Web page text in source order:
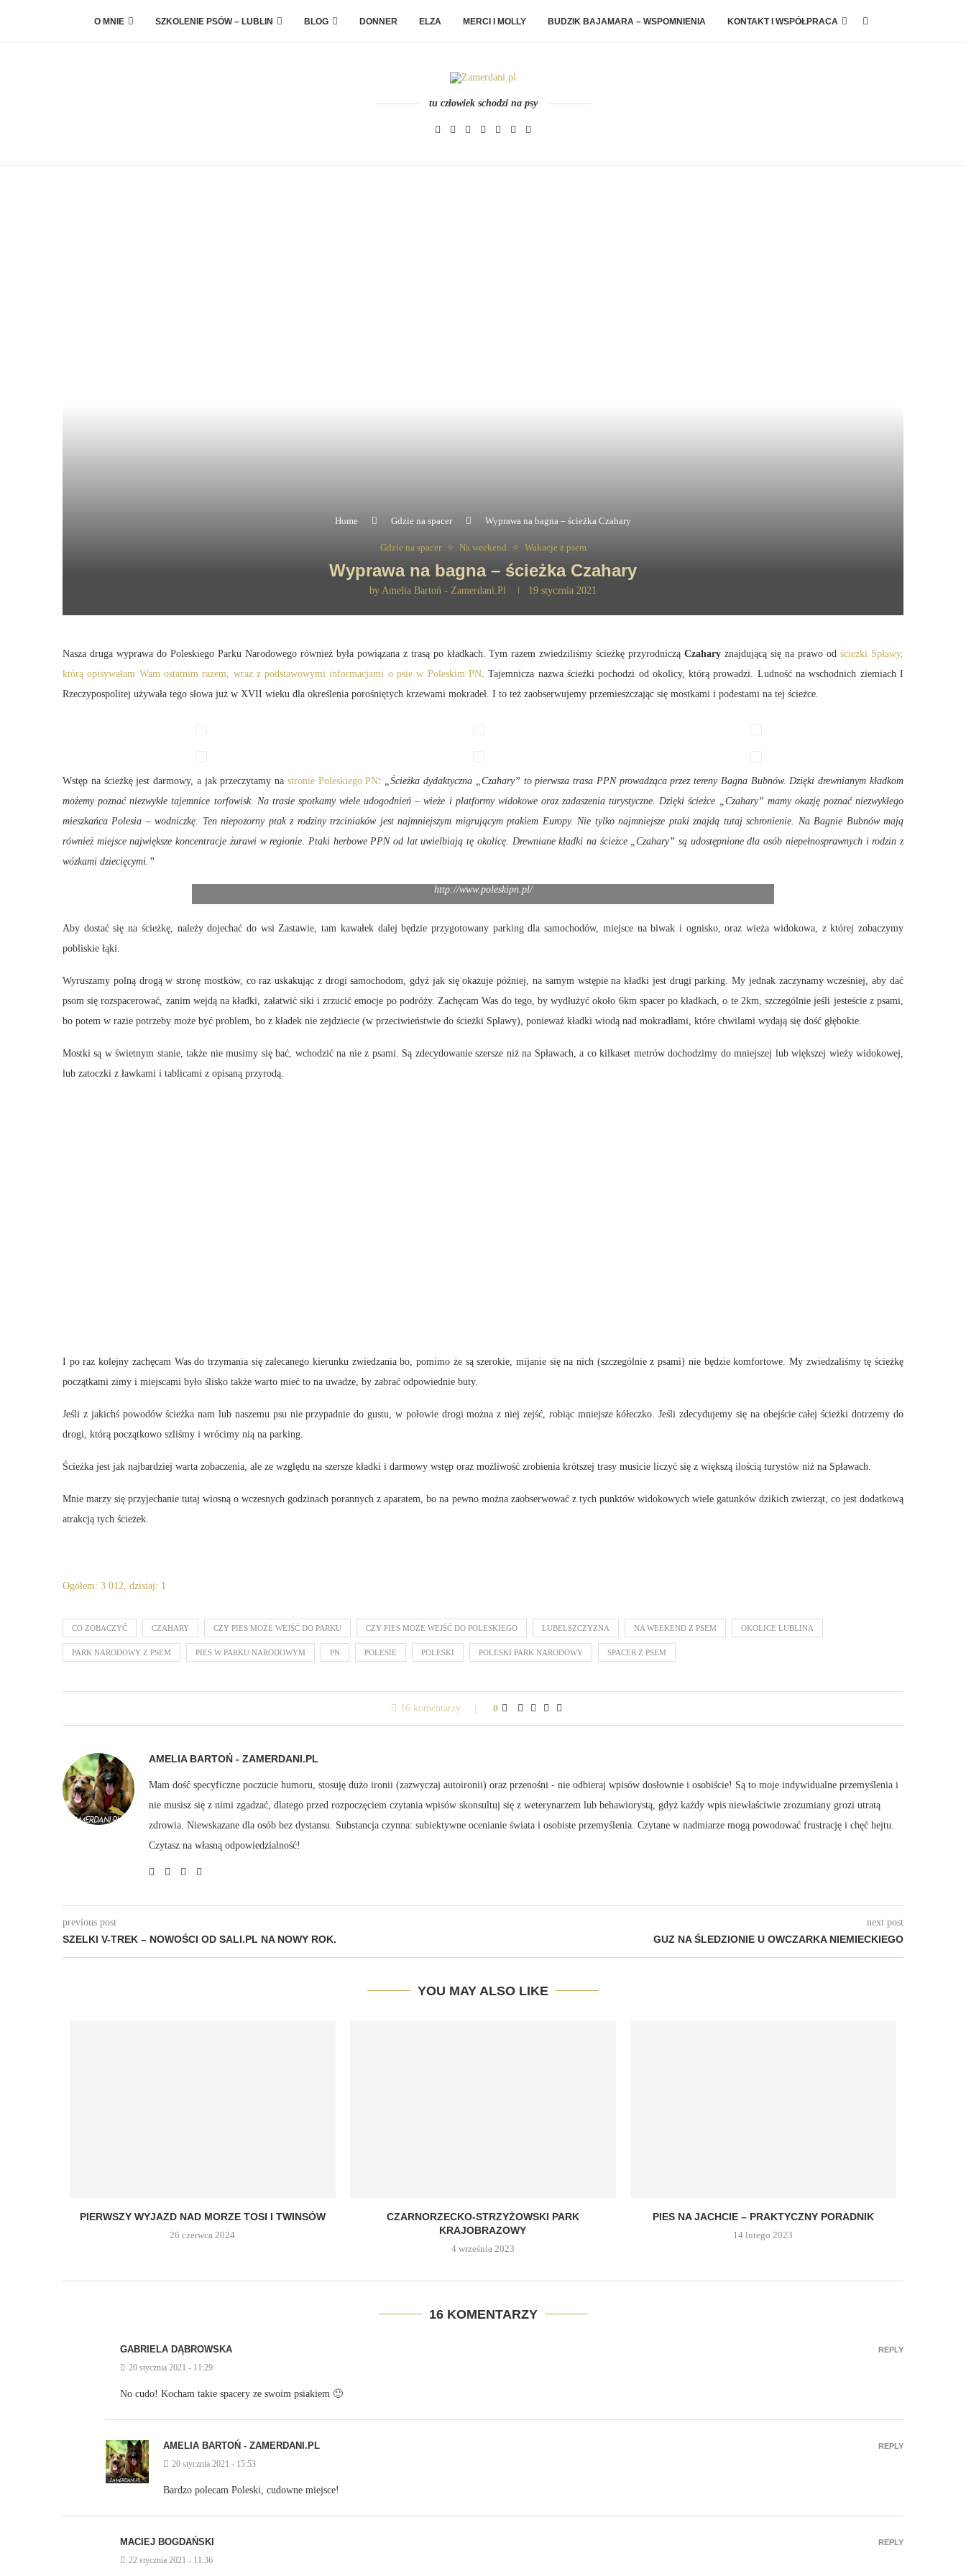
O MNIE SZKOLENIE PSÓW – LUBLIN BLOG DONNER ELZA MERCI I MOLLY BUDZIK BAJAMARA – WSPOMNIENIA KONTAKT I WSPÓŁPRACA
tu człowiek schodzi na psy
Home Gdzie na spacer Wyprawa na bagna – ścieżka Czahary
Gdzie na spacer Na weekend Wakacje z psem
Wyprawa na bagna – ścieżka Czahary
by Amelia Bartoń - Zamerdani.pl 19 stycznia 2021
Nasza druga wyprawa do Poleskiego Parku Narodowego również była powiązana z trasą po kładkach. Tym razem zwiedziliśmy ścieżkę przyrodnicząCzahary znajdującą się na prawo odścieżki Spławy,
którą opisywałam Wam ostatnim razem, wraz z podstawowymi informacjami o psie w Poleskim PN. Tajemnicza nazwa ścieżki pochodzi od okolicy, którą prowadzi. Ludność na wschodnich ziemiach I
Rzeczypospolitej używała tego słowa już w XVII wieku dla określenia porośniętych krzewami mokradeł. I to też zaobserwujemy przemieszczając się mostkami i podestami na tej ścieżce.
Wstęp na ścieżkę jest darmowy, a jak przeczytamy na stronie Poleskiego PN: „Ścieżka dydaktyczna „Czahary” to pierwsza trasa PPN prowadząca przez tereny Bagna Bubnów. Dzięki drewnianym kładkom
możemy poznać niezwykłe tajemnice torfowisk. Na trasie spotkamy wiele udogodnień – wieże i platformy widokowe oraz zadaszenia turystyczne. Dzięki ścieżce „Czahary” mamy okazję poznać niezwykłego
mieszkańca Polesia – wodniczkę. Ten niepozorny ptak z rodziny trzciniaków jest najmniejszym migrującym ptakiem Europy. Nie tylko najmniejsze ptaki znajdą tutaj schronienie. Na Bagnie Bubnów mają
również miejsce największe koncentracje żurawi w regionie. Ptaki herbowe PPN od lat uwielbiają tę okolicę. Drewniane kładki na ścieżce „Czahary” są udostępnione dla osób niepełnosprawnych i rodzin z
wózkami dziecięcymi.”
http://www.poleskipn.pl/
Aby dostać się na ścieżkę, należy dojechać do wsi Zastawie, tam kawałek dalej będzie przygotowany parking dla samochodów, miejsce na biwak i ognisko, oraz wieża widokowa, z której zobaczymy
pobliskie łąki.
Wyruszamy polną drogą w stronę mostków, co raz uskakując z drogi samochodom, gdyż jak się okazuje później, na samym wstępie na kładki jest drugi parking. My jednak zaczynamy wcześniej, aby dać
psom się rozspacerować, zanim wejdą na kładki, załatwić siki i zrzucić emocje po podróży. Zachęcam Was do tego, by wydłużyć około 6km spacer po kładkach, o te 2km, szczególnie jeśli jesteście z psami,
bo potem w razie potrzeby może być problem, bo z kładek nie zejdziecie (w przeciwieństwie do ścieżki Spławy), ponieważ kładki wiodą nad mokradłami, które chwilami wydają się dość głębokie.
Mostki są w świetnym stanie, także nie musimy się bać, wchodzić na nie z psami. Są zdecydowanie szersze niż na Spławach, a co kilkaset metrów dochodzimy do mniejszej lub większej wieży widokowej,
lub zatoczki z ławkami i tablicami z opisaną przyrodą.
I po raz kolejny zachęcam Was do trzymania się zalecanego kierunku zwiedzania bo, pomimo że są szerokie, mijanie się na nich (szczególnie z psami) nie będzie komfortowe. My zwiedzaliśmy tę ścieżkę
początkami zimy i miejscami było ślisko także warto mieć to na uwadze, by zabrać odpowiednie buty.
Jeśli z jakichś powodów ścieżka nam lub naszemu psu nie przypadnie do gustu, w połowie drogi można z niej zejść, robiąc mniejsze kółeczko. Jeśli zdecydujemy się na obejście całej ścieżki dotrzemy do
drogi, którą początkowo szliśmy i wrócimy nią na parking.
Ścieżka jest jak najbardziej warta zobaczenia, ale ze względu na szersze kładki i darmowy wstęp oraz możliwość zrobienia krótszej trasy musicie liczyć się z większą ilością turystów niż na Spławach.
Mnie marzy się przyjechanie tutaj wiosną o wczesnych godzinach porannych z aparatem, bo na pewno można zaobserwować z tych punktów widokowych wiele gatunków dzikich zwierząt, co jest dodatkową
atrakcją tych ścieżek.
Ogółem: 3 012, dzisiaj: 1
CO ZOBACZYĆ CZAHARY CZY PIES MOŻE WEJŚĆ DO PARKU CZY PIES MOŻE WEJŚĆ DO POLESKIEGO LUBELSZCZYZNA NA WEEKEND Z PSEM OKOLICE LUBLINA
PARK NARODOWY Z PSEM PIES W PARKU NARODOWYM PN POLESIE POLESKI POLESKI PARK NARODOWY SPACER Z PSEM
16 komentarzy 0
AMELIA BARTOŃ - ZAMERDANI.PL
Mam dość specyficzne poczucie humoru, stosuję dużo ironii (zazwyczaj autoironii) oraz przenośni - nie odbieraj wpisów dosłownie i osobiście! Są to moje indywidualne przemyślenia i
nie musisz się z nimi zgadzać, dlatego przed rozpoczęciem czytania wpisów skonsultuj się z weterynarzem lub behawiorystą, gdyż każdy wpis niewłaściwie zrozumiany grozi utratą
zdrowia. Niewskazane dla osób bez dystansu. Substancja czynna: subiektywne ocenianie świata i osobiste przemyślenia. Czytane w nadmiarze mogą powodować frustrację i chęć hejtu.
Czytasz na własną odpowiedzialność!
previous post
SZELKI V-TREK – NOWOŚCI OD SALI.PL NA NOWY ROK.
next post
GUZ NA ŚLEDZIONIE U OWCZARKA NIEMIECKIEGO
YOU MAY ALSO LIKE
PIERWSZY WYJAZD NAD MORZE TOSI I TWINSÓW
26 czerwca 2024
CZARNORZECKO-STRZYŻOWSKI PARK
KRAJOBRAZOWY
4 września 2023
PIES NA JACHCIE – PRAKTYCZNY PORADNIK
14 lutego 2023
16 KOMENTARZY
GABRIELA DĄBROWSKA
20 stycznia 2021 - 11:29
No cudo! Kocham takie spacery ze swoim psiakiem 🙂
REPLY
AMELIA BARTOŃ - ZAMERDANI.PL
20 stycznia 2021 - 15:53
Bardzo polecam Poleski, cudowne miejsce!
REPLY
MACIEJ BOGDAŃSKI
22 stycznia 2021 - 11:36
REPLY